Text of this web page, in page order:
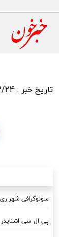
تاریخ خبر : 1404/03/24 - 14:58:11
سونوگرافی شهر ری
پی ال سی اشنایدر